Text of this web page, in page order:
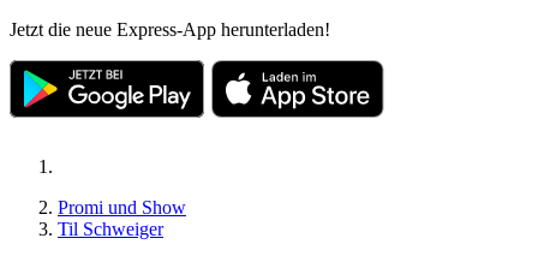
Jetzt die neue Express-App herunterladen!
Promi und Show
Til Schweiger